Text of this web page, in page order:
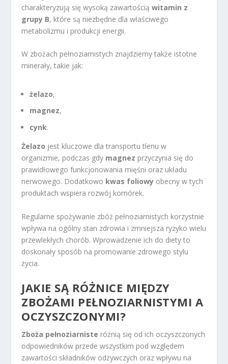
charakteryzują się wysoką zawartościąwitamin z
grupy B, które są niezbędne dla właściwego
metabolizmu i produkcji energii.
W zbożach pełnoziarnistych znajdziemy także istotne
minerały, takie jak:
żelazo,
magnez,
cynk.
Żelazo jest kluczowe dla transportu tlenu w
organizmie, podczas gdy magnez przyczynia się do
prawidłowego funkcjonowania mięśni oraz układu
nerwowego. Dodatkowo kwas foliowy obecny w tych
produktach wspiera rozwój komórek.
Regularne spożywanie zbóż pełnoziarnistych korzystnie
wpływa na ogólny stan zdrowia i zmniejsza ryzyko wielu
przewlekłych chorób. Wprowadzenie ich do diety to
doskonały sposób na promowanie zdrowego stylu
życia.
JAKIE SĄ RÓŻNICE MIĘDZY
ZBOŻAMI PEŁNOZIARNISTYMI A
OCZYSZCZONYMI?
Zboża pełnoziarniste różnią się od ich oczyszczonych
odpowiedników przede wszystkim pod względem
zawartości składników odżywczych oraz wpływu na